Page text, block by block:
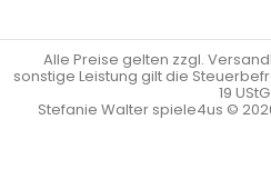
Alle Preise gelten zzgl.
sonstige Leistung gilt die
19
Stefanie Walter spiele4us ©